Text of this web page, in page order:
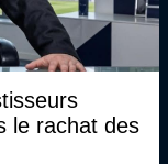
le rachat des